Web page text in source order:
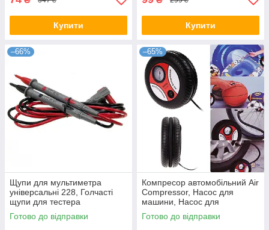
Купити Купити
–66%
Щупи для мультиметра
універсальні 228, Голчасті
щупи для тестера
Готово до відправки
–65%
Компресор автомобільний Air
Compressor, Насос для
машини, Насос для
накачування шин
Готово до відправки